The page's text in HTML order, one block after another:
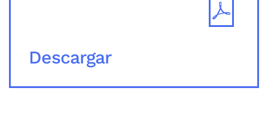
Descargar